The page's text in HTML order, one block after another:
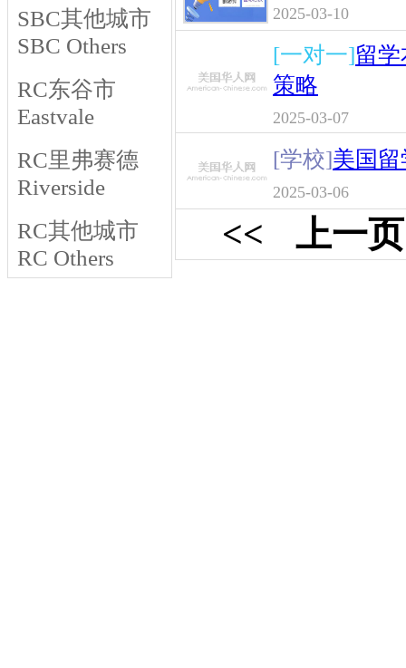
SBC其他城市
SBC Others
RC东谷市
Eastvale
RC里弗赛德
Riverside
RC其他城市
RC Others
2025-03-10
[一对一]留
策略
2025-03-07
[学校]美国
2025-03-06
<< 上一页